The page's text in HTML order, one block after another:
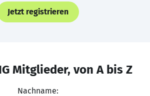
Jetzt registrieren
Mitglieder, von A bis Z
Nachname: